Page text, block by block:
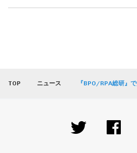
TOP ニュース 『BPO/RPA総研』